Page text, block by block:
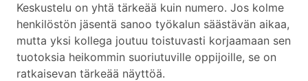
Keskustelu on yhtä tärkeää kuin numero. Jos kolme
henkilöstön jäsentä sanoo työkalun säästävän aikaa,
mutta yksi kollega joutuu toistuvasti korjaamaan sen
tuotoksia heikommin suoriutuville oppijoille, se on
ratkaisevan tärkeää näyttöä.